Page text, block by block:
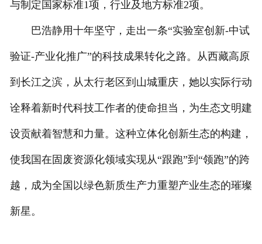
与制定国家标准1项，行业及地方标准2项。
巴浩静用十年坚守，走出一条“实验室创新-中试
验证-产业化推广”的科技成果转化之路。从西藏高原
到长江之滨，从太行老区到山城重庆，她以实际行动
诠释着新时代科技工作者的使命担当，为生态文明建
设贡献着智慧和力量。这种立体化创新生态的构建，
使我国在固废资源化领域实现从“跟跑”到“领跑”的跨
越，成为全国以绿色新质生产力重塑产业生态的璀璨
新星。